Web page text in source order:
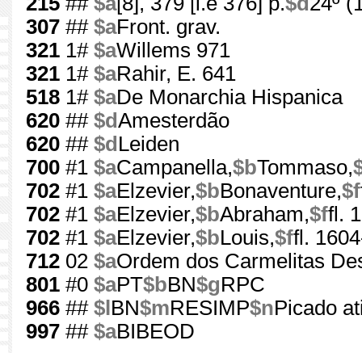
307 ## $aFront. grav.
321 1# $aWillems 971
321 1# $aRahir, E. 641
518 1# $aDe Monarchia Hispanica
620 ## $dAmesterdão
620 ## $d Leiden
700 #1 $aCampanella,$bTommaso,
702 #1 $aElzevier,$bBonaventure,$f
702 #1 $aElzevier,$bAbraham,$ffl.
702 #1 $aElzevier,$bLouis,$ffl.
712 02 $aOrdem dos Carmelitas
801 #0 $aPT$bBN$gRPC
966 ## $l BN$mRESIMP$nPicado
997 ## $aBIBEOD